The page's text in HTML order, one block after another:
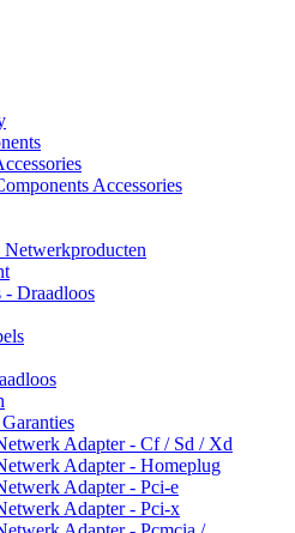
Accessories
- Draadloos
Adapter - Cf / Sd / Xd
Adapter - Homeplug
Adapter - Pci-e
Adapter - Pci-x